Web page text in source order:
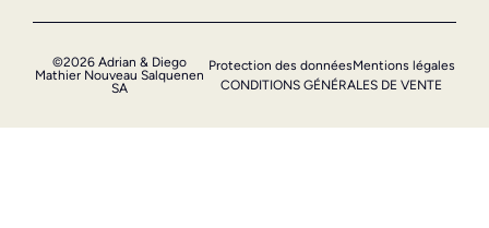
©2026 Adrian & Diego
Mathier Nouveau Salquenen
SA
Protection des donnéesMentions légales
CONDITIONS GÉNÉRALES DE VENTE